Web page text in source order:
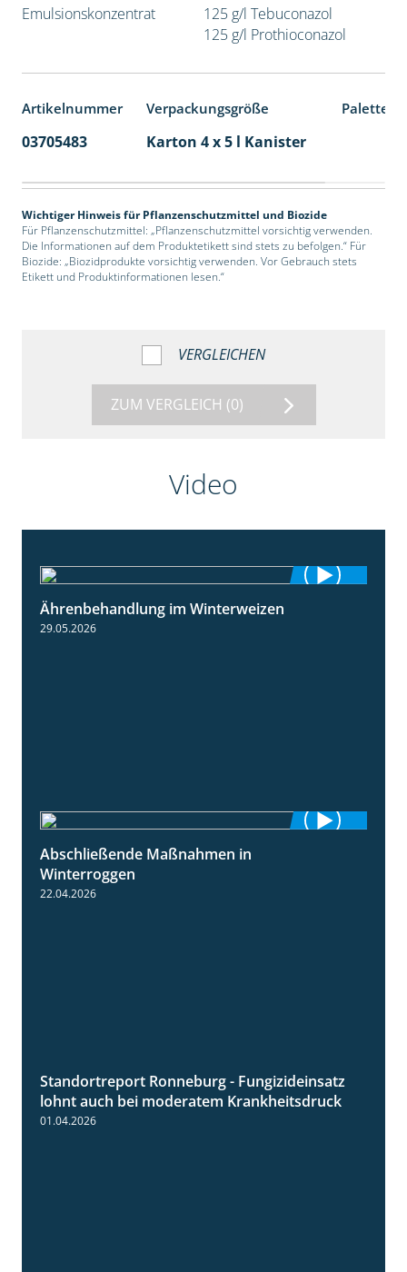
Emulsionskonzentrat
125 g/l Tebuconazol
125 g/l Prothioconazol
Artikelnummer Verpackungsgröße
03705483 Karton 4 x 5 l Kanister
Wichtiger Hinweis für Pflanzenschutzmittel und Biozide
Für Pflanzenschutzmittel: „Pflanzenschutzmittel vorsichtig verwenden.
Die Informationen auf dem Produktetikett sind stets zu befolgen.“ Für
Biozide: „Biozidprodukte vorsichtig verwenden. Vor Gebrauch stets
Etikett und Produktinformationen lesen.“
VERGLEICHEN
ZUM VERGLEICH (0)
Video
Ährenbehandlung im Winterweizen
29.05.2026
Abschließende Maßnahmen in
Winterroggen
22.04.2026
5:04
Standortreport Ronneburg - Fungizideinsatz
lohnt auch bei moderatem Krankheitsdruck
01.04.2026